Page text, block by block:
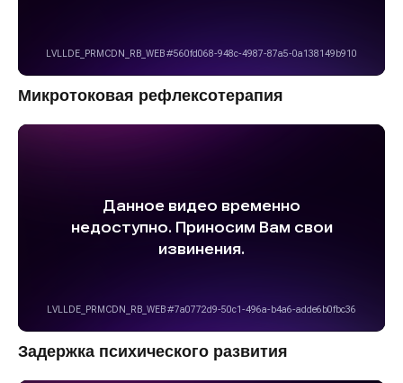
Микротоковая рефлексотерапия
Задержка психического развития